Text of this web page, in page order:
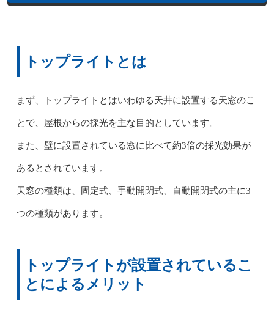
トップライトとは
まず、トップライトとはいわゆる天井に設置する天窓のこ
とで、屋根からの採光を主な目的としています。
また、壁に設置されている窓に比べて約3倍の採光効果が
あるとされています。
天窓の種類は、固定式、手動開閉式、自動開閉式の主に3
つの種類があります。
トップライトが設置されているこ
とによるメリット